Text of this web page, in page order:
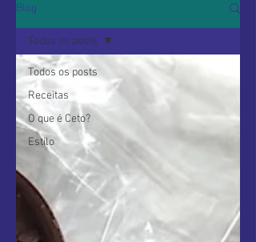
Blog
Todos os posts
Receitas
O que é Ceto?
Estilo
Todos os posts